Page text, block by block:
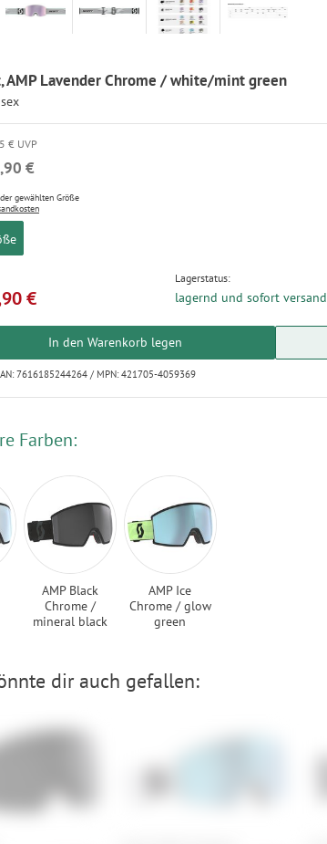
AMP Lavender Chrome / white/mint green
€ UVP
€
gewählten Größe
€
Lagerstatus:
lagernd und sofort
In den Warenkorb legen
7616185244264 / MPN: 421705-4059369
Farben:
AMP Black
Chrome /
mineral black
AMP Ice
Chrome / glow
green
dir auch gefallen: